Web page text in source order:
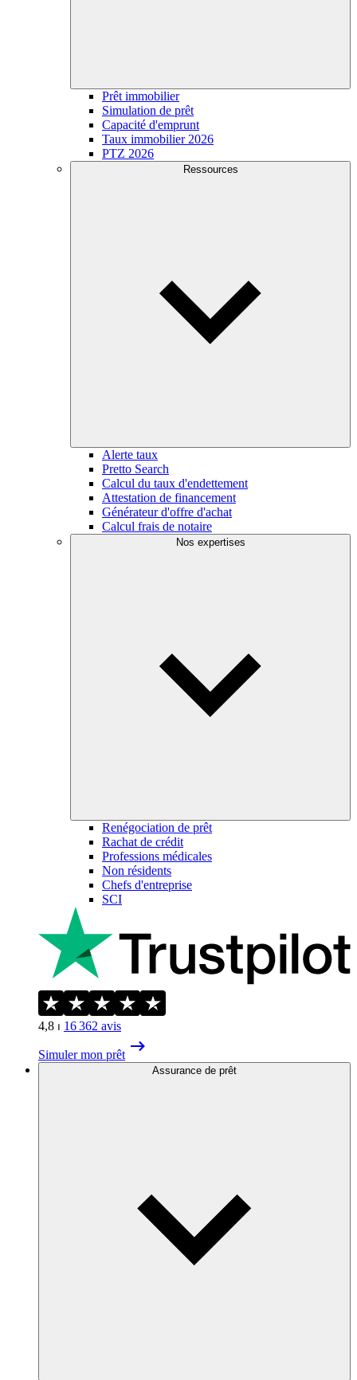
Prêt immobilier
Simulation de prêt
Capacité d'emprunt
Taux immobilier 2026
PTZ 2026
Ressources
Alerte taux
Pretto Search
Calcul du taux d'endettement
Attestation de financement
Générateur d'offre d'achat
Calcul frais de notaire
Nos expertises
Renégociation de prêt
Rachat de crédit
Professions médicales
Non résidents
Chefs d'entreprise
SCI
4,8 ⏐ 16 362 avis
Simuler mon prêt
Assurance de prêt